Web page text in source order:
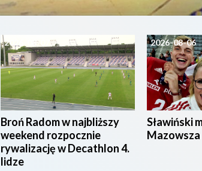
2026-08-07
Broń Radom w najbliższy
weekend rozpocznie
rywalizację w Decathlon 4.
lidze
2026-08-06
Sławiński
Mazowsza